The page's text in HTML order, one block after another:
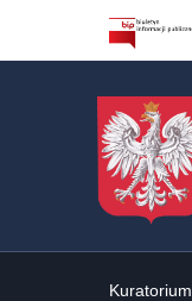
treśći
nawigacji
Kuratorium